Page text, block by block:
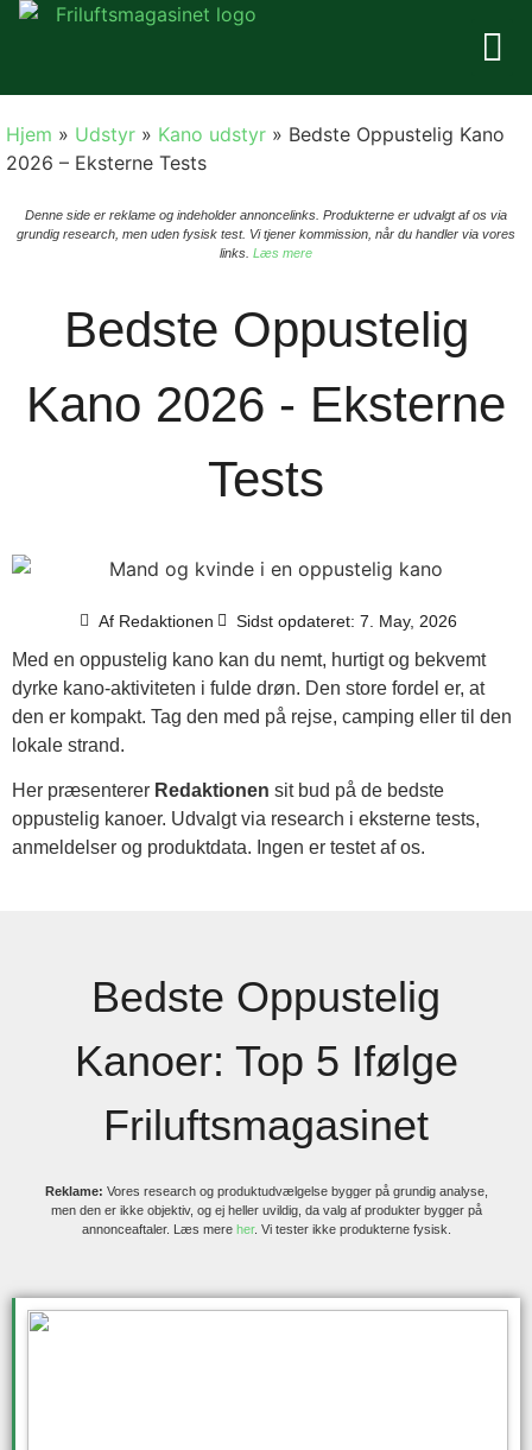
Hjem » Udstyr » Kano udstyr » Bedste Oppustelig Kano
2026 – Eksterne Tests
Denne side er reklame og indeholder annoncelinks. Produkterne er udvalgt af os via
grundig research, men uden fysisk test. Vi tjener kommission, når du handler via vores
links. Læs mere
Bedste Oppustelig
Kano 2026 - Eksterne
Tests
AfRedaktionen Sidst opdateret: 7. May, 2026
Med en oppustelig kano kan du nemt, hurtigt og bekvemt
dyrke kano-aktiviteten i fulde drøn. Den store fordel er, at
den er kompakt. Tag den med på rejse, camping eller til den
lokale strand.
Her præsenterer Redaktionen sit bud på de bedste
oppustelig kanoer. Udvalgt via research i eksterne tests,
anmeldelser og produktdata. Ingen er testet af os.
Bedste Oppustelig
Kanoer: Top 5 Ifølge
Friluftsmagasinet
Reklame: Vores research og produktudvælgelse bygger på grundig analyse,
men den er ikke objektiv, og ej heller uvildig, da valg af produkter bygger på
annonceaftaler. Læs mere her. Vi tester ikke produkterne fysisk.